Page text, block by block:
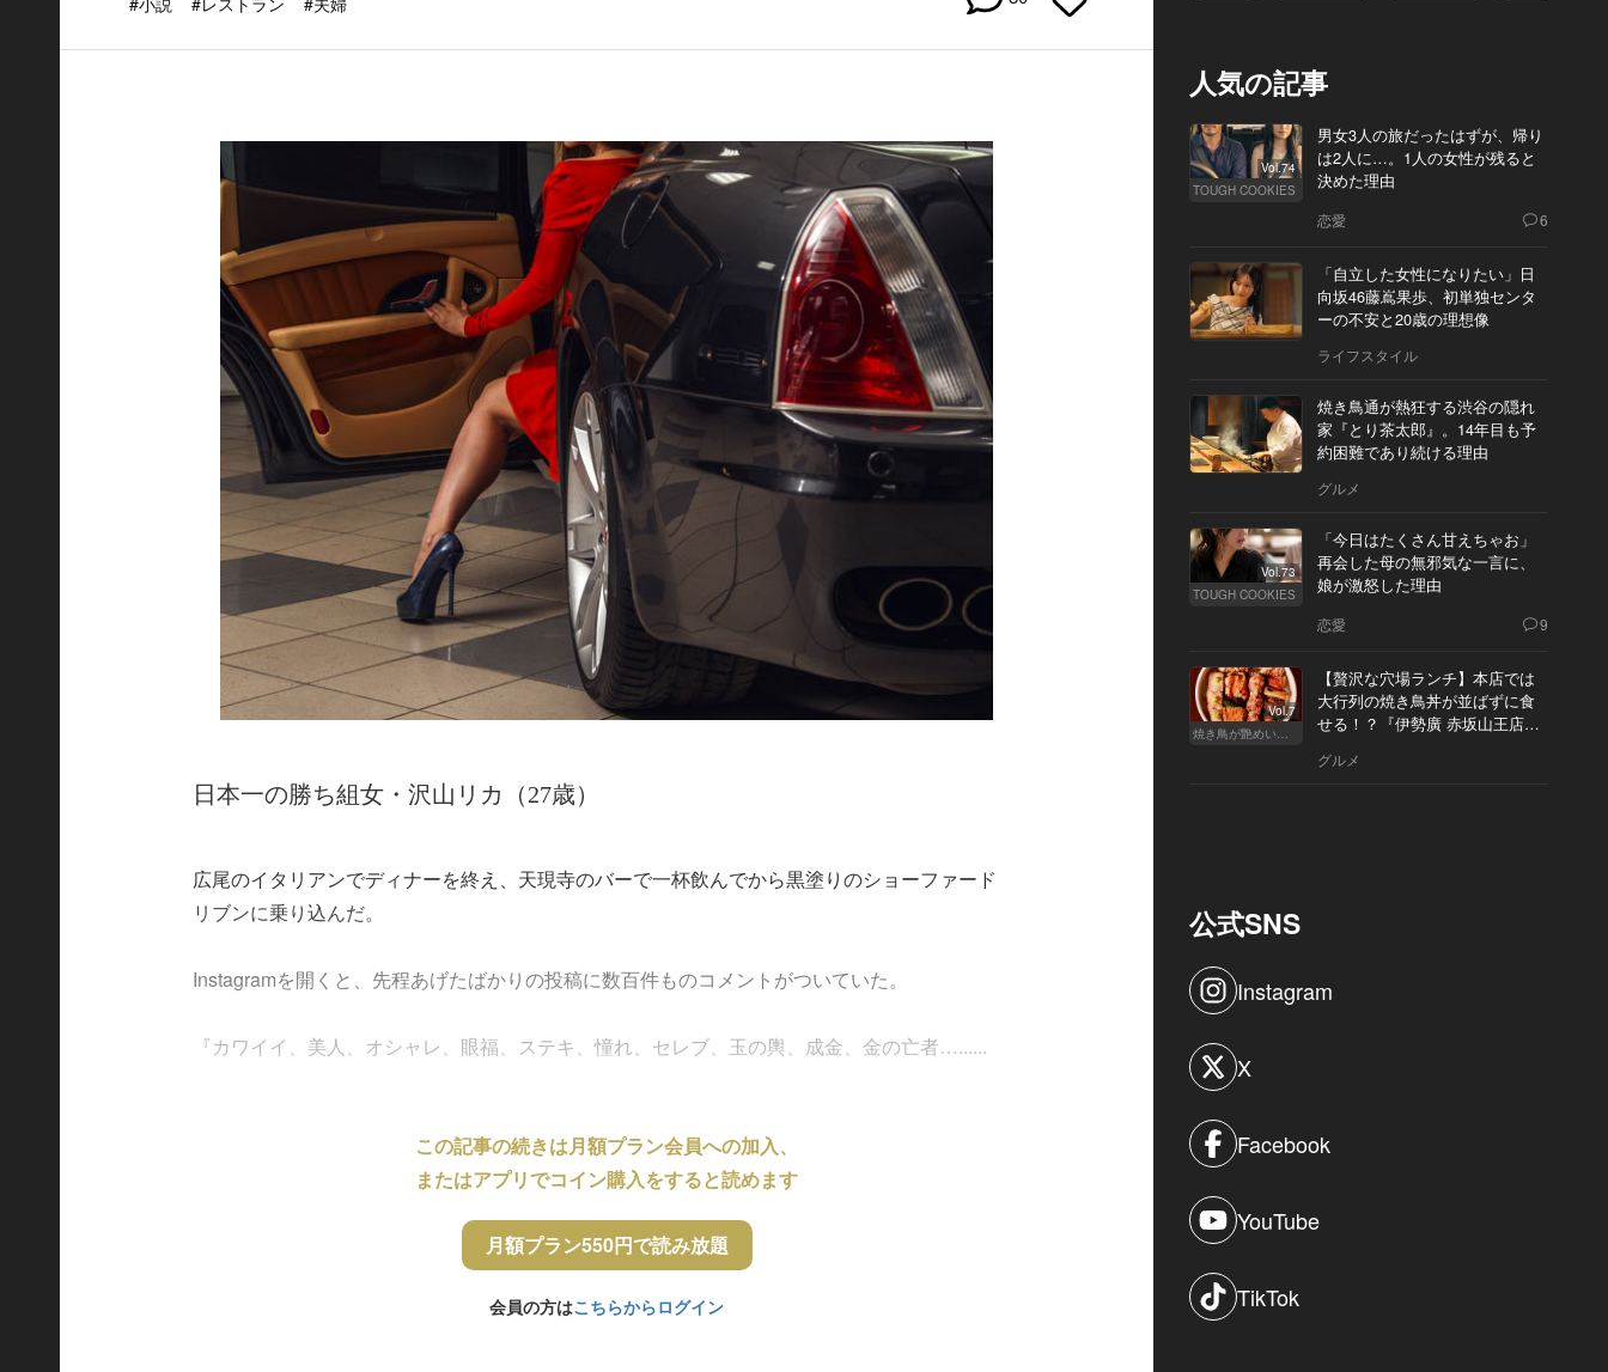
日本一の勝ち組女・沢山リカ（27歳）
広尾のイタリアンでディナーを終え、天現寺のバーで一杯飲んでから黒塗りのショーファード
リブンに乗り込んだ。
Instagramを開くと、先程あげたばかりの投稿に数百件ものコメントがついていた。
『カワイイ、美人、オシャレ、眼福、ステキ、憧れ、セレブ、玉の輿、成金、金の亡者…......
この記事の続きは月額プラン会員への加入、
またはアプリでコイン購入をすると読めます
月額プラン550円で読み放題
会員の方はこちらからログイン
人気の記事
Vol.74
TOUGH COOKIES
男女3人の旅だったはずが、帰り
は2人に…。1人の女性が残ると
決めた理由
恋愛 6
「自立した女性になりたい」日
向坂46藤嶌果歩、初単独センタ
ーの不安と20歳の理想像
ライフスタイル
焼き鳥通が熱狂する渋谷の隠れ
家『とり茶太郎』。14年目も予
約困難であり続ける理由
グルメ
Vol.73
TOUGH COOKIES
「今日はたくさん甘えちゃお」
再会した母の無邪気な一言に、
娘が激怒した理由
恋愛 9
Vol.7
焼き鳥が艶めいてきた
【贅沢な穴場ランチ】本店では
大行列の焼き鳥丼が並ばずに食
せる！？『伊勢廣 赤坂山王店』
グルメ
公式SNS
Instagram
X
Facebook
YouTube
TikTok